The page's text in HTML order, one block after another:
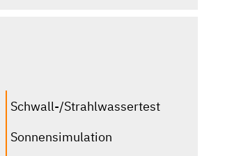
Schwall-/Strahlwassertest
Sonnensimulation